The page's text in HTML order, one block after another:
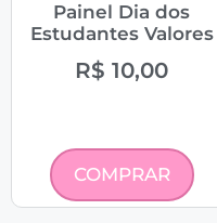
Painel Dia dos
Estudantes Valores
R$ 10,00
COMPRAR